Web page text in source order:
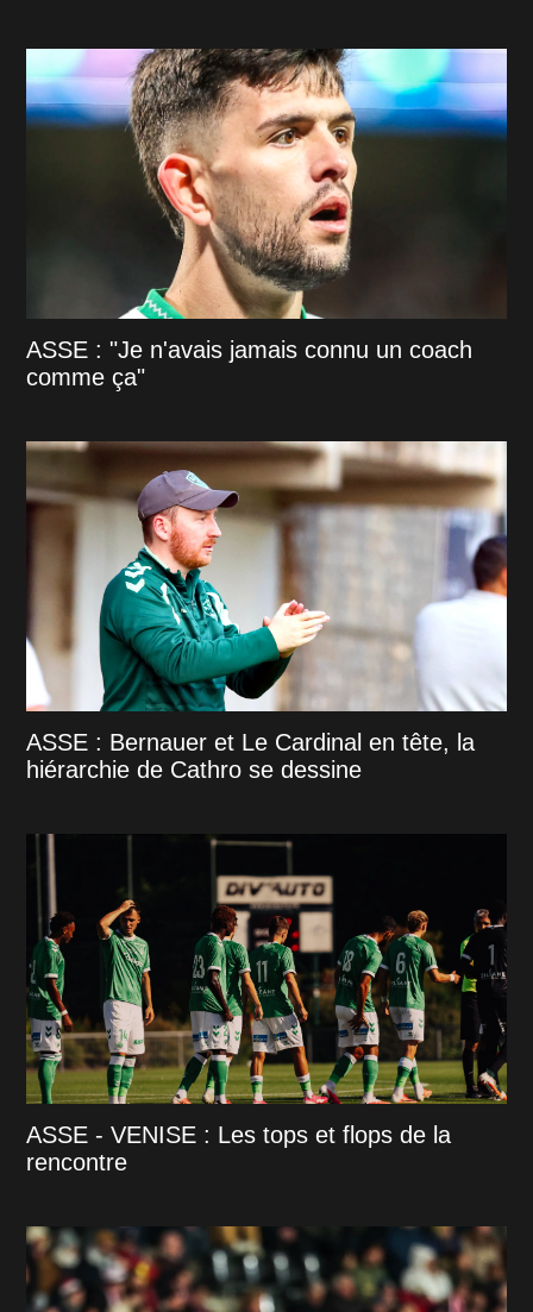
ASSE : "Je n'avais jamais connu un coach
comme ça"
ASSE : Bernauer et Le Cardinal en tête, la
hiérarchie de Cathro se dessine
ASSE - VENISE : Les tops et flops de la
rencontre